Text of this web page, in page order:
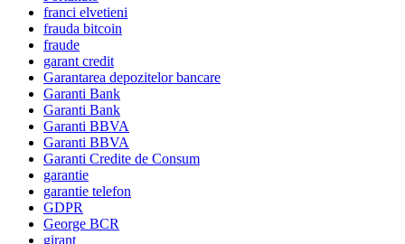
franci elvetieni
frauda bitcoin
fraude
garant credit
Garantarea depozitelor bancare
Garanti Bank
Garanti Bank
Garanti BBVA
Garanti BBVA
Garanti Credite de Consum
garantie
garantie telefon
GDPR
George BCR
girant